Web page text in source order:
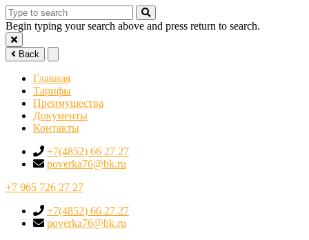
Begin typing your search above and press return to search.
Back
Главная
Тарифы
Преимущества
Документы
Контакты
+7(4852) 66 27 27
poverka76@bk.ru
+7 965 726 27 27
+7(4852) 66 27 27
poverka76@bk.ru